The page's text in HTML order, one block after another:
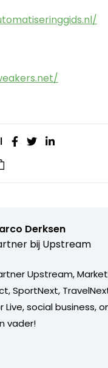
Derksen
bij Upstream
Upstream,
SportNext,
Live, social business,
vader!